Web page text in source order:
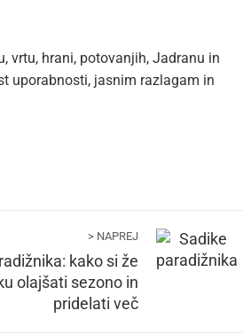
vrtu, hrani, potovanjih, Jadranu in
uporabnosti, jasnim razlagam in
> NAPREJ
kako si že
olajšati sezono in
pridelati več